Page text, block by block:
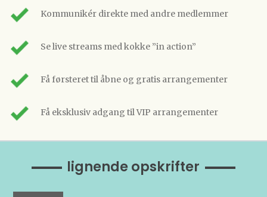
Kommunikér direkte med andre medlemmer
Se live streams med kokke ”in action”
Få førsteret til åbne og gratis arrangementer
Få eksklusiv adgang til VIP arrangementer
lignende opskrifter